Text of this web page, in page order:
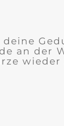
deine
an der
wieder